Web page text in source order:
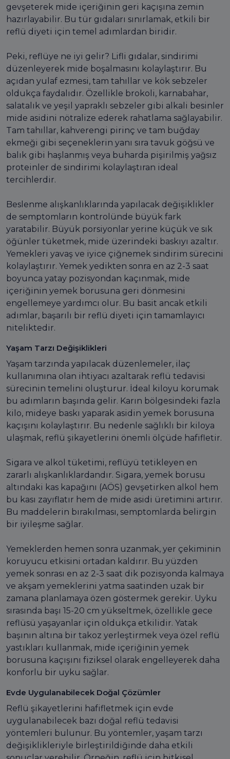
gevşeterek mide içeriğinin geri kaçışına zemin
hazırlayabilir. Bu tür gıdaları sınırlamak, etkili bir
reflü diyeti için temel adımlardan biridir.
Peki, reflüye ne iyi gelir? Lifli gıdalar, sindirimi
düzenleyerek mide boşalmasını kolaylaştırır. Bu
açıdan yulaf ezmesi, tam tahıllar ve kök sebzeler
oldukça faydalıdır. Özellikle brokoli, karnabahar,
salatalık ve yeşil yapraklı sebzeler gibi alkali besinler
mide asidini nötralize ederek rahatlama sağlayabilir.
Tam tahıllar, kahverengi pirinç ve tam buğday
ekmeği gibi seçeneklerin yanı sıra tavuk göğsü ve
balık gibi haşlanmış veya buharda pişirilmiş yağsız
proteinler de sindirimi kolaylaştıran ideal
tercihlerdir.
Beslenme alışkanlıklarında yapılacak değişiklikler
de semptomların kontrolünde büyük fark
yaratabilir. Büyük porsiyonlar yerine küçük ve sık
öğünler tüketmek, mide üzerindeki baskıyı azaltır.
Yemekleri yavaş ve iyice çiğnemek sindirim sürecini
kolaylaştırır. Yemek yedikten sonra en az 2-3 saat
boyunca yatay pozisyondan kaçınmak, mide
içeriğinin yemek borusuna geri dönmesini
engellemeye yardımcı olur. Bu basit ancak etkili
adımlar, başarılı bir reflü diyeti için tamamlayıcı
niteliktedir.
Yaşam Tarzı Değişiklikleri
Yaşam tarzında yapılacak düzenlemeler, ilaç
kullanımına olan ihtiyacı azaltarak reflü tedavisi
sürecinin temelini oluşturur. İdeal kiloyu korumak
bu adımların başında gelir. Karın bölgesindeki fazla
kilo, mideye baskı yaparak asidin yemek borusuna
kaçışını kolaylaştırır. Bu nedenle sağlıklı bir kiloya
ulaşmak, reflü şikayetlerini önemli ölçüde hafifletir.
Sigara ve alkol tüketimi, reflüyü tetikleyen en
zararlı alışkanlıklardandır. Sigara, yemek borusu
altındaki kas kapağını (AÖS) gevşetirken alkol hem
bu kası zayıflatır hem de mide asidi üretimini artırır.
Bu maddelerin bırakılması, semptomlarda belirgin
bir iyileşme sağlar.
Yemeklerden hemen sonra uzanmak, yer çekiminin
koruyucu etkisini ortadan kaldırır. Bu yüzden
yemek sonrası en az 2-3 saat dik pozisyonda kalmaya
ve akşam yemeklerini yatma saatinden uzak bir
zamana planlamaya özen göstermek gerekir. Uyku
sırasında başı 15-20 cm yükseltmek, özellikle gece
reflüsü yaşayanlar için oldukça etkilidir. Yatak
başının altına bir takoz yerleştirmek veya özel reflü
yastıkları kullanmak, mide içeriğinin yemek
borusuna kaçışını fiziksel olarak engelleyerek daha
konforlu bir uyku sağlar.
Evde Uygulanabilecek Doğal Çözümler
Reflü şikayetlerini hafifletmek için evde
uygulanabilecek bazı doğal reflü tedavisi
yöntemleri bulunur. Bu yöntemler, yaşam tarzı
değişiklikleriyle birleştirildiğinde daha etkili